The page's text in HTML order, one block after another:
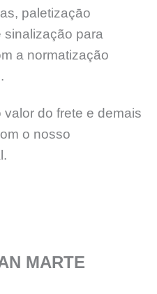
paletizaçāo
sinalização para
a normatização
do frete e demais
o nosso
MARTE